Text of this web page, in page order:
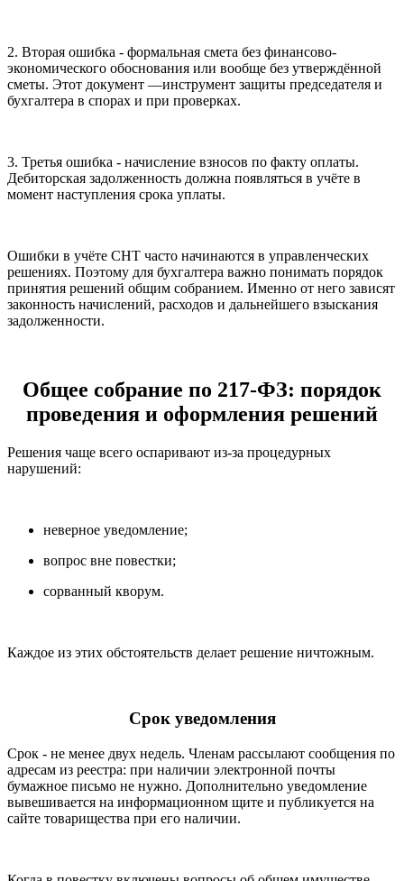
2. Вторая ошибка - формальная смета без финансово-
экономического обоснования или вообще без утверждённой
сметы. Этот документ —инструмент защиты председателя и
бухгалтера в спорах и при проверках.
3. Третья ошибка - начисление взносов по факту оплаты.
Дебиторская задолженность должна появляться в учёте в
момент наступления срока уплаты.
Ошибки в учёте СНТ часто начинаются в управленческих
решениях. Поэтому для бухгалтера важно понимать порядок
принятия решений общим собранием. Именно от него зависят
законность начислений, расходов и дальнейшего взыскания
задолженности.
Общее собрание по 217-ФЗ: порядок
проведения и оформления решений
Решения чаще всего оспаривают из-за процедурных
нарушений:
неверное уведомление;
вопрос вне повестки;
сорванный кворум.
Каждое из этих обстоятельств делает решение ничтожным.
Срок уведомления
Срок - не менее двух недель. Членам рассылают сообщения по
адресам из реестра: при наличии электронной почты
бумажное письмо не нужно. Дополнительно уведомление
вывешивается на информационном щите и публикуется на
сайте товарищества при его наличии.